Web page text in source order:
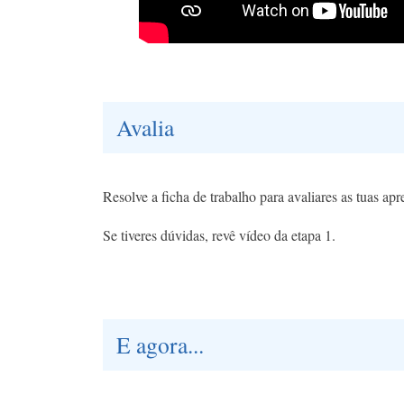
Avalia
Resolve a ficha de trabalho para avaliares as tuas
Se tiveres dúvidas, revê vídeo da etapa 1.
E agora...